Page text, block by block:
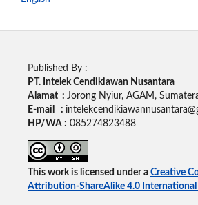
Published By :
PT. Intelek Cendikiawan Nusantara
Alamat : Jorong Nyiur, AGAM,
E-mail :
HP/WA : 085274823488
This work is licensed under a Creative
Attribution-ShareAlike 4.0 International